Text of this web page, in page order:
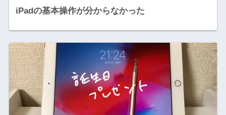
iPadの基本操作が分からなかった